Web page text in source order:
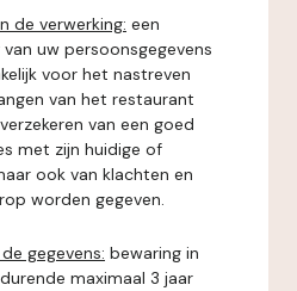
de verwerking: een
uw persoonsgegevens
voor het nastreven
van het restaurant
van een goed
met zijn huidige of
ook van klachten en
worden gegeven.
gegevens: bewaring in
maximaal 3 jaar